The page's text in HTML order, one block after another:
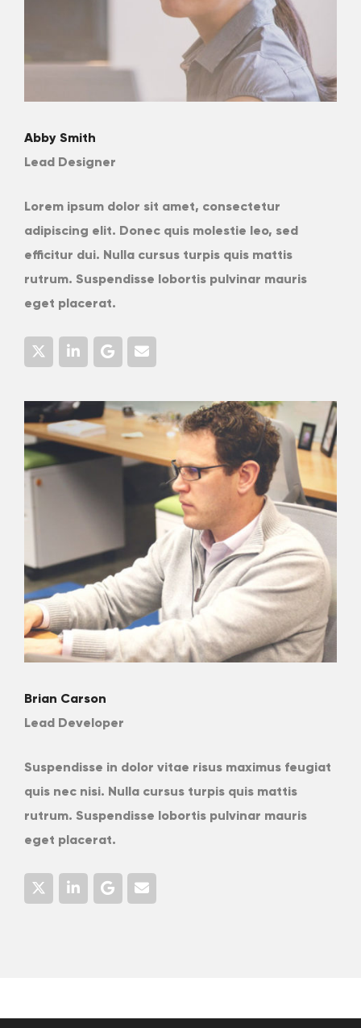
Abby Smith
Lead Designer
Lorem ipsum dolor sit amet, consectetur
adipiscing elit. Donec quis molestie leo, sed
efficitur dui. Nulla cursus turpis quis mattis
rutrum. Suspendisse lobortis pulvinar mauris
eget placerat.
Brian Carson
Lead Developer
Suspendisse in dolor vitae risus maximus feugiat
quis nec nisi. Nulla cursus turpis quis mattis
rutrum. Suspendisse lobortis pulvinar mauris
eget placerat.